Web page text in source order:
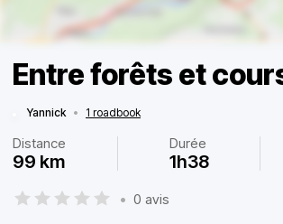
Entre forêts et
Yannick • 1 roadbook
Distance
99 km
Durée
1h38
• 0 avis